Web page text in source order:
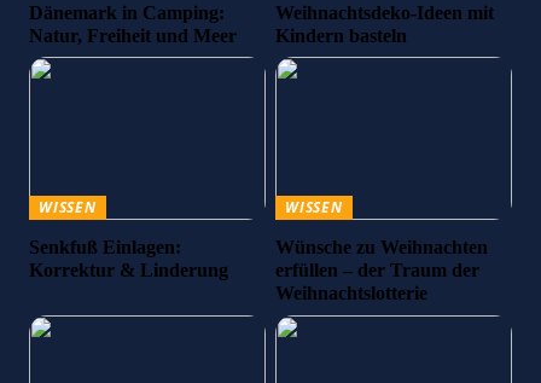
Dänemark in Camping:
Natur, Freiheit und Meer
Weihnachtsdeko-Ideen mit
Kindern basteln
WISSEN
Senkfuß Einlagen:
Korrektur & Linderung
WISSEN
Wünsche zu Weihnachten
erfüllen – der Traum der
Weihnachtslotterie